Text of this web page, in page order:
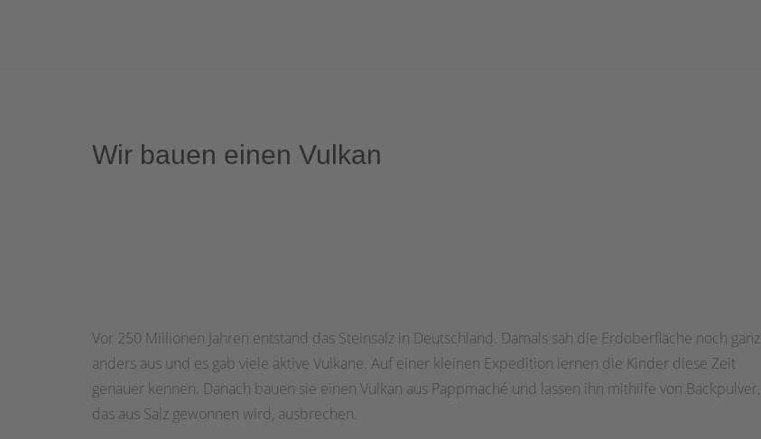
Wir bauen einen Vulkan
Vor 250 Millionen Jahren entstand das Steinsalz in Deutschland. Damals sah die Erdoberfläche noch ganz
anders aus und es gab viele aktive Vulkane. Auf einer kleinen Expedition lernen die Kinder diese Zeit
genauer kennen. Danach bauen sie einen Vulkan aus Pappmaché und lassen ihn mithilfe von Backpulver,
das aus Salz gewonnen wird, ausbrechen.